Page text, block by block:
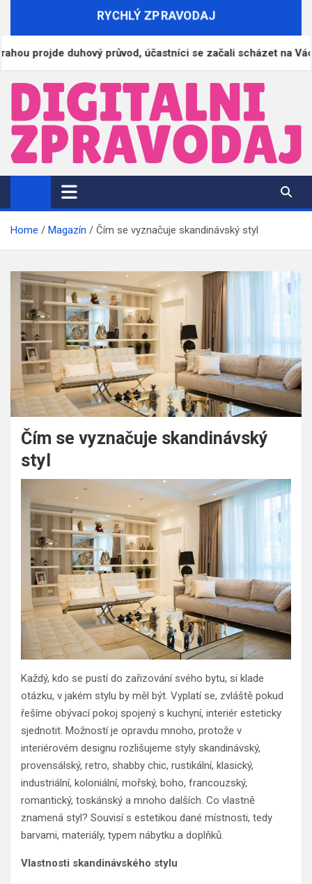
RYCHLÝ ZPRAVODAJ
duhový průvod, účastníci se začali scházet na
DigitalniZpravodaj.cz
Zpravodajství | Informace | Tiskové zprávy
Home Magazín Čím se vyznačuje skandinávský styl
Čím se vyznačuje skandinávský
styl
Každý, kdo se pustí do zařizování svého bytu, si klade
otázku, v jakém stylu by měl být. Vyplatí se, zvláště pokud
řešíme obývací pokoj spojený s kuchyní, interiér esteticky
sjednotit. Možností je opravdu mnoho, protože v
interiérovém designu rozlišujeme styly skandinávský,
provensálský, retro, shabby chic, rustikální, klasický,
industriální, koloniální, mořský, boho, francouzský,
romantický, toskánský a mnoho dalších. Co vlastně
znamená styl? Souvisí s estetikou dané místnosti, tedy
barvami, materiály, typem nábytku a doplňků.
Vlastnosti skandinávského stylu